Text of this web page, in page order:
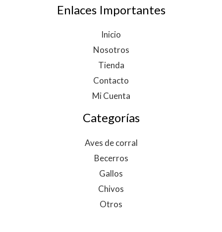
Enlaces Importantes
Inicio
Nosotros
Tienda
Contacto
Mi Cuenta
Categorías
Aves de corral
Becerros
Gallos
Chivos
Otros